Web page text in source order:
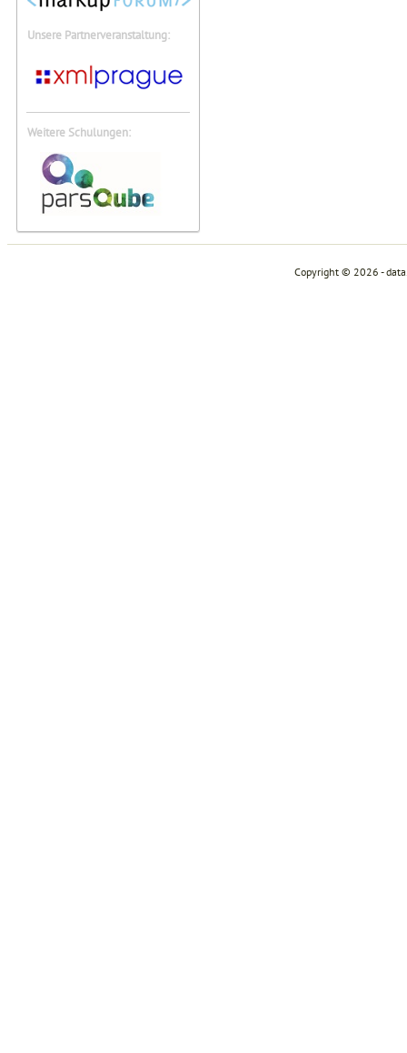
Unsere Partnerveranstaltung:
Weitere Schulungen:
Copyright © 2026 -